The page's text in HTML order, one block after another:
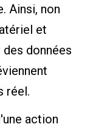
Ainsi, non
et
données
réel.
action